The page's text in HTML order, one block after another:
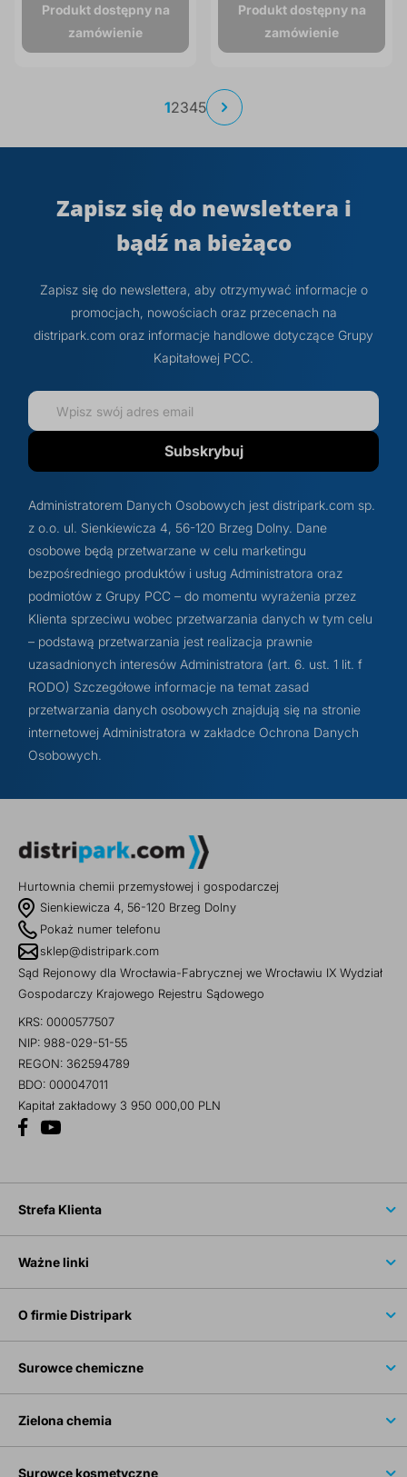
Produkt dostępny na
zamówienie
Produkt dostępny na
zamówienie
Strona
Aktualnie
1Strona
2Strona
3Strona
4Strona
5
Strona
Następne
Zapisz się do newslettera i
bądź na bieżąco
Zapisz się do newslettera, aby otrzymywać informacje o
promocjach, nowościach oraz przecenach na
distripark.com oraz informacje handlowe dotyczące Grupy
Kapitałowej PCC.
Subskrybuj
Administratorem Danych Osobowych jest distripark.com sp.
z o.o. ul. Sienkiewicza 4, 56-120 Brzeg Dolny. Dane
osobowe będą przetwarzane w celu marketingu
bezpośredniego produktów i usług Administratora oraz
podmiotów z Grupy PCC – do momentu wyrażenia przez
Klienta sprzeciwu wobec przetwarzania danych w tym celu
– podstawą przetwarzania jest realizacja prawnie
uzasadnionych interesów Administratora (art. 6. ust. 1 lit. f
RODO) Szczegółowe informacje na temat zasad
przetwarzania danych osobowych znajdują się na stronie
internetowej Administratora w zakładce Ochrona Danych
Osobowych.
Hurtownia chemii przemysłowej i gospodarczej
Sienkiewicza 4, 56-120 Brzeg Dolny
Pokaż numer telefonu
sklep@distripark.com
Sąd Rejonowy dla Wrocławia-Fabrycznej we Wrocławiu IX Wydział
Gospodarczy Krajowego Rejestru Sądowego
KRS: 0000577507
NIP: 988-029-51-55
REGON: 362594789
BDO: 000047011
Kapitał zakładowy 3 950 000,00 PLN
Strefa Klienta
Ważne linki
O firmie Distripark
Surowce chemiczne
Zielona chemia
Surowce kosmetyczne